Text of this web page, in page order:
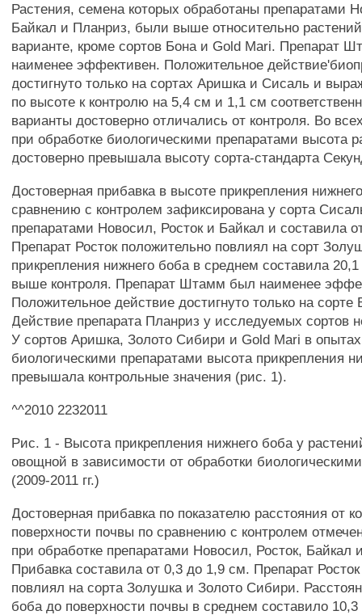
Растения, семена которых обработаны препаратами
Байкал и Планриз, были выше относительно
варианте, кроме сортов Бона и Gold Mari. Препарат
наименее эффективен. Положительное
достигнуто только на сортах Аришка и Сисаль и
по высоте к контролю на 5,4 см и 1,1 см
варианты достоверно отличались от контроля. Во
при обработке биологическими препаратами высота
достоверно превышала высоту сорта-стандарта
Достоверная прибавка в высоте прикрепления
сравнению с контролем зафиксирована у сорта
препаратами Новосил, Росток и Байкал и составила
Препарат Росток положительно повлиял на сорт
прикрепления нижнего боба в среднем составила
выше контроля. Препарат Штамм был наименее
Положительное действие достигнуто только на
Действие препарата Планриз у исследуемых сортов
У сортов Аришка, Золото Сибири и Gold Mari в
биологическими препаратами высота прикрепления
превышала контрольные значения (рис. 1).
^^2010 2232011
Рис. 1 - Высота прикрепления нижнего боба у
овощной в зависимости от обработки
(2009-2011 гг.)
Достоверная прибавка по показателю расстояния от
поверхности почвы по сравнению с контролем
при обработке препаратами Новосил, Росток,
Прибавка составила от 0,3 до 1,9 см. Препарат
повлиял на сорта Золушка и Золото Сибири.
боба до поверхности почвы в среднем составило